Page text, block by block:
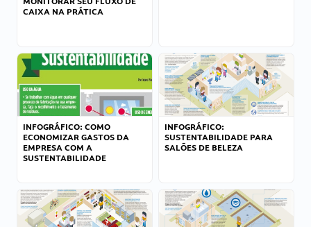
CAIXA NA PRÁTICA
INFOGRÁFICO: COMO
ECONOMIZAR GASTOS DA
EMPRESA COM A
SUSTENTABILIDADE
INFOGRÁFICO:
SUSTENTABILIDADE PARA
SALÕES DE BELEZA